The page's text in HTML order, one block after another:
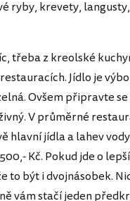
ryby, krevety,
třeba z kreolské
Jídlo je
Ovšem připravte se
V průměrné
hlavní jídla a lahev
Kč. Pokud jde o
to být i dvojnásobek.
vám stačí jeden